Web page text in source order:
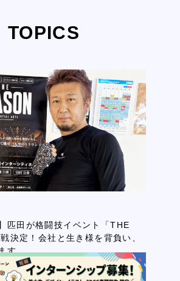
TOPICS
匹田が格闘技イベント「THE
決定！会社と生き様を背負い、
す